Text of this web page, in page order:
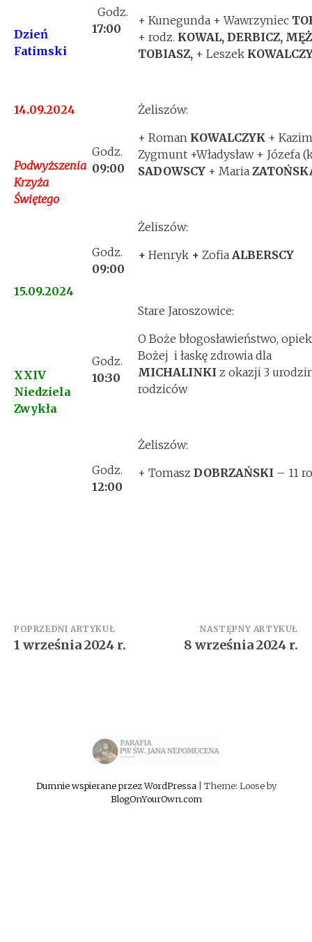
Dzień
Fatimski
Godz.
17:00
+ Kunegunda + Wawrzyniec
+ rodz. KOWAL, DERBICZ,
TOBIASZ, + Leszek
14.09.2024
Podwyższenia
Krzyża
Świętego
Godz.
09:00
Żeliszów:
+ Roman KOWALCZYK +
Zygmunt +Władysław + Józefa
SADOWSCY + Maria
15.09.2024
XXIV
Niedziela
Zwykła
Godz.
09:00
Żeliszów:
+ Henryk + Zofia ALBERSCY
Godz.
10:30
Stare Jaroszowice:
O Boże błogosławieństwo,
Bożej i łaskę zdrowia dla
MICHALINKI z okazji 3
rodziców
Godz.
12:00
Żeliszów:
+ Tomasz DOBRZAŃSKI – 11
Zobacz
wpisy
POPRZEDNI ARTYKUŁ
1 września 2024 r.
NASTĘPNY ARTYKUŁ
8 września 2024 r.
Dumnie wspierane przez WordPressa
Theme: Loose by
BlogOnYourOwn.com